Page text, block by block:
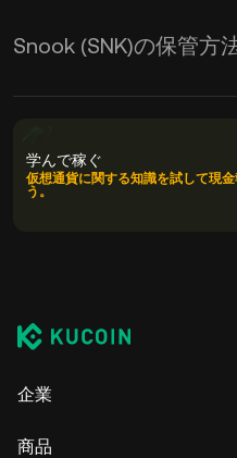
Snook (SNK)の保管方
学んで稼ぐ
仮想通貨に関する知識を試して現
う。
企業
商品